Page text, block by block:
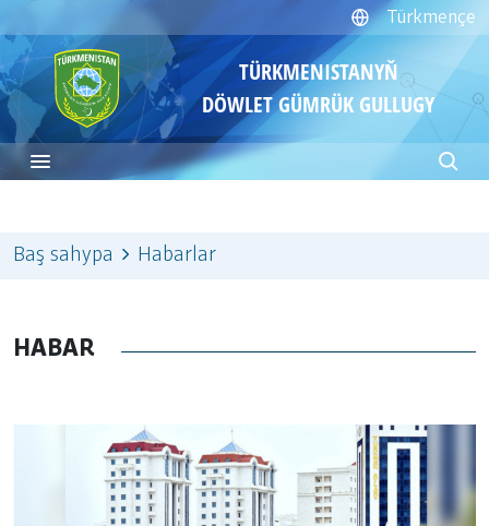
Türkmençe
TÜRKMENISTANYŇ
DÖWLET GÜMRÜK GULLUGY
Baş sahypa Habarlar
HABAR